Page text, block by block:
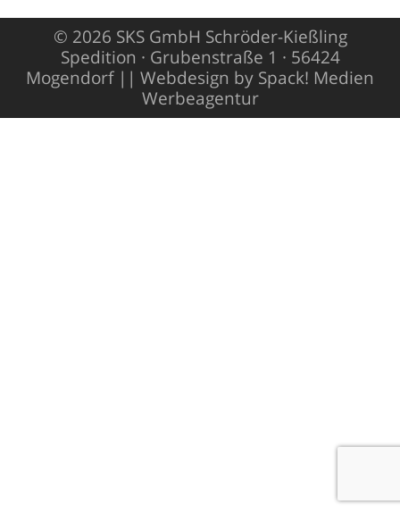
© 2026 SKS GmbH Schröder-Kießling
Spedition · Grubenstraße 1 · 56424
Mogendorf || Webdesign by Spack! Medien
Werbeagentur